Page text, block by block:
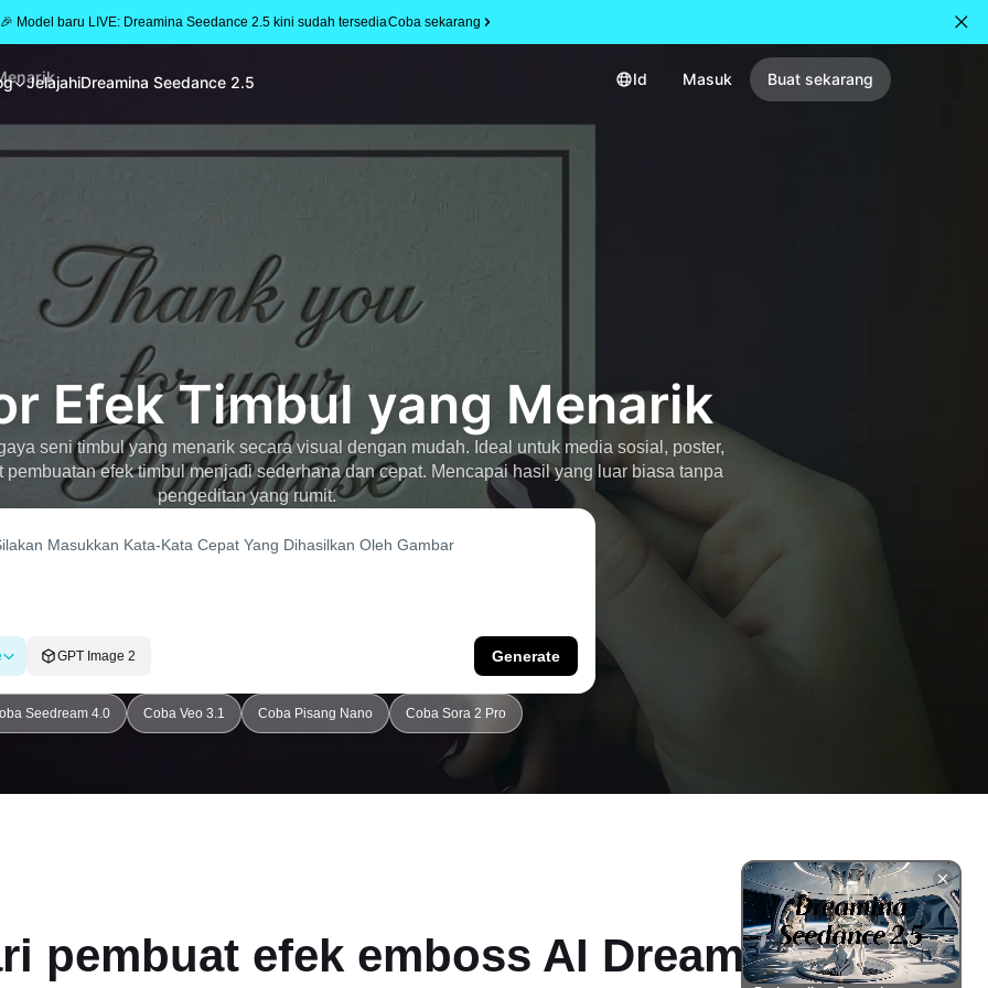
🎉 Model baru LIVE: Dreamina Seedance 2.5 kini sudah tersediaCoba sekarang
JelajahiDreamina Seedance 2.5 Id Masuk Buat sekarang
Efek Timbul yang Menarik
seni timbul yang menarik secara visual dengan mudah. Ideal untuk media sosial, poster,
efek timbul menjadi sederhana dan cepat. Mencapai hasil yang luar biasa tanpa
pengeditan yang rumit.
GPT Image 2 Generate
Seedream 4.0 Coba Veo 3.1 Coba Pisang Nano Coba Sora 2 Pro
pembuat efek emboss AI Dreamina